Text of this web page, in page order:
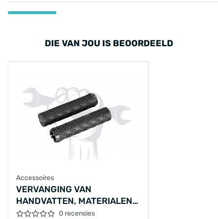
DIE VAN JOU IS BEOORDEELD
Accessoires
VERVANGING VAN
HANDVATTEN, MATERIALEN
WORDEN APART BEREKEND
0 recensies